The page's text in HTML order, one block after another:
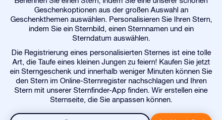
Geschenkoptionen aus der großen Auswahl an
Geschenkthemen auswählen. Personalisieren Sie Ihren Stern,
indem Sie ein Sternbild, einen Sternnamen und ein
Sterndatum auswählen.
Die Registrierung eines personalisierten Sternes ist eine tolle
Art, die Taufe eines kleinen Jungen zu feiern! Kaufen Sie jetzt
ein Sterngeschenk und innerhalb weniger Minuten können Sie
den Stern im Online-Sternregister nachschlagen und Ihren
Stern mit unserer Sternfinder-App finden. Wir erstellen eine
Sternseite, die Sie anpassen können.